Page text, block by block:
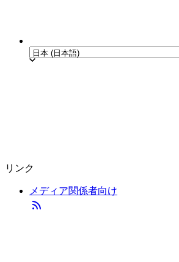
リンク
メディア関係者向け